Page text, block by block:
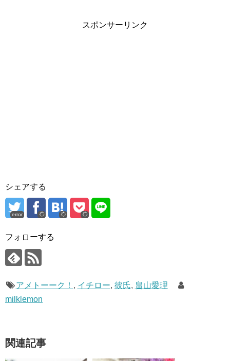
スポンサーリンク
シェアする
error
フォローする
アメトーーク！ , イチロー, 彼氏, 畠山愛理
milklemon
関連記事